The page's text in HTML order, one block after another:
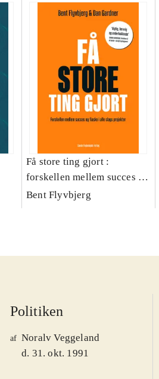
Få store ting gjort :
forskellen mellem succes og
fiasko i alle slags projekter
Bent Flyvbjerg
Politiken
af Noralv Veggeland
d. 31. okt. 1991